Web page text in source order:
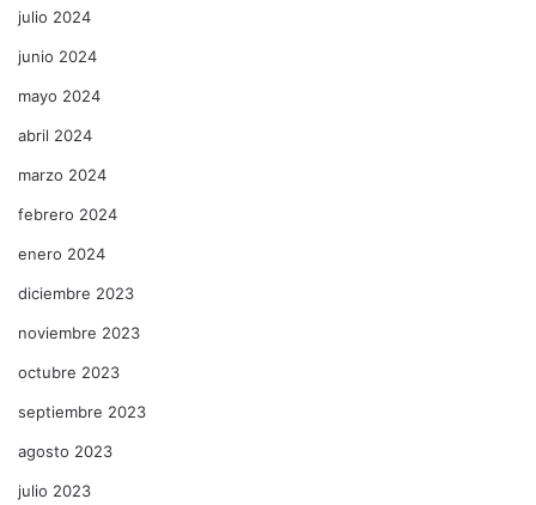
julio 2024
junio 2024
mayo 2024
abril 2024
marzo 2024
febrero 2024
enero 2024
diciembre 2023
noviembre 2023
octubre 2023
septiembre 2023
agosto 2023
julio 2023